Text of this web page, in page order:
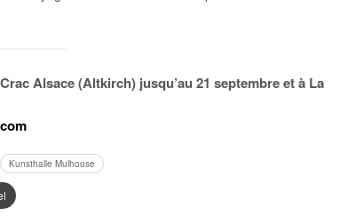
Alsace (Altkirch) jusqu’au 21 septembre et à La
Kunsthalle Mulhouse